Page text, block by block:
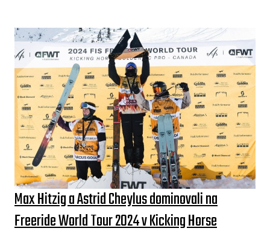
Max Hitzig a Astrid Cheylus dominovali na
Freeride World Tour 2024 v Kicking Horse